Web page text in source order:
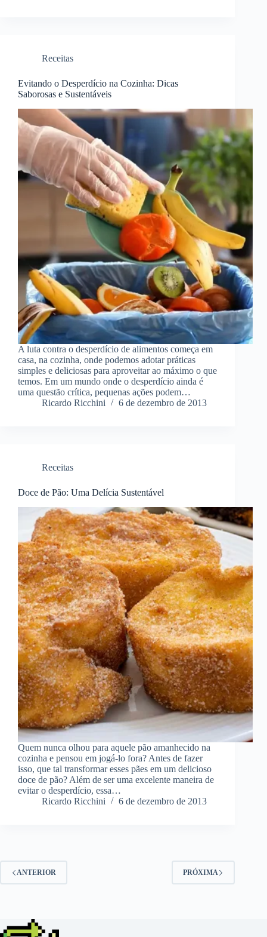
Receitas
Evitando o Desperdício na Cozinha: Dicas
Saborosas e Sustentáveis
A luta contra o desperdício de alimentos começa em
casa, na cozinha, onde podemos adotar práticas
simples e deliciosas para aproveitar ao máximo o que
temos. Em um mundo onde o desperdício ainda é
uma questão crítica, pequenas ações podem…
Ricardo Ricchini
6 de dezembro de 2013
Receitas
Doce de Pão: Uma Delícia Sustentável
Quem nunca olhou para aquele pão amanhecido na
cozinha e pensou em jogá-lo fora? Antes de fazer
isso, que tal transformar esses pães em um delicioso
doce de pão? Além de ser uma excelente maneira de
evitar o desperdício, essa…
Ricardo Ricchini
6 de dezembro de 2013
ANTERIOR PRÓXIMA